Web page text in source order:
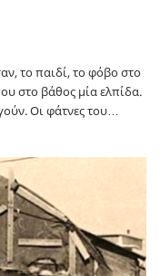
το παιδί, το φόβο στο
στο βάθος μία ελπίδα.
Οι φάτνες του…